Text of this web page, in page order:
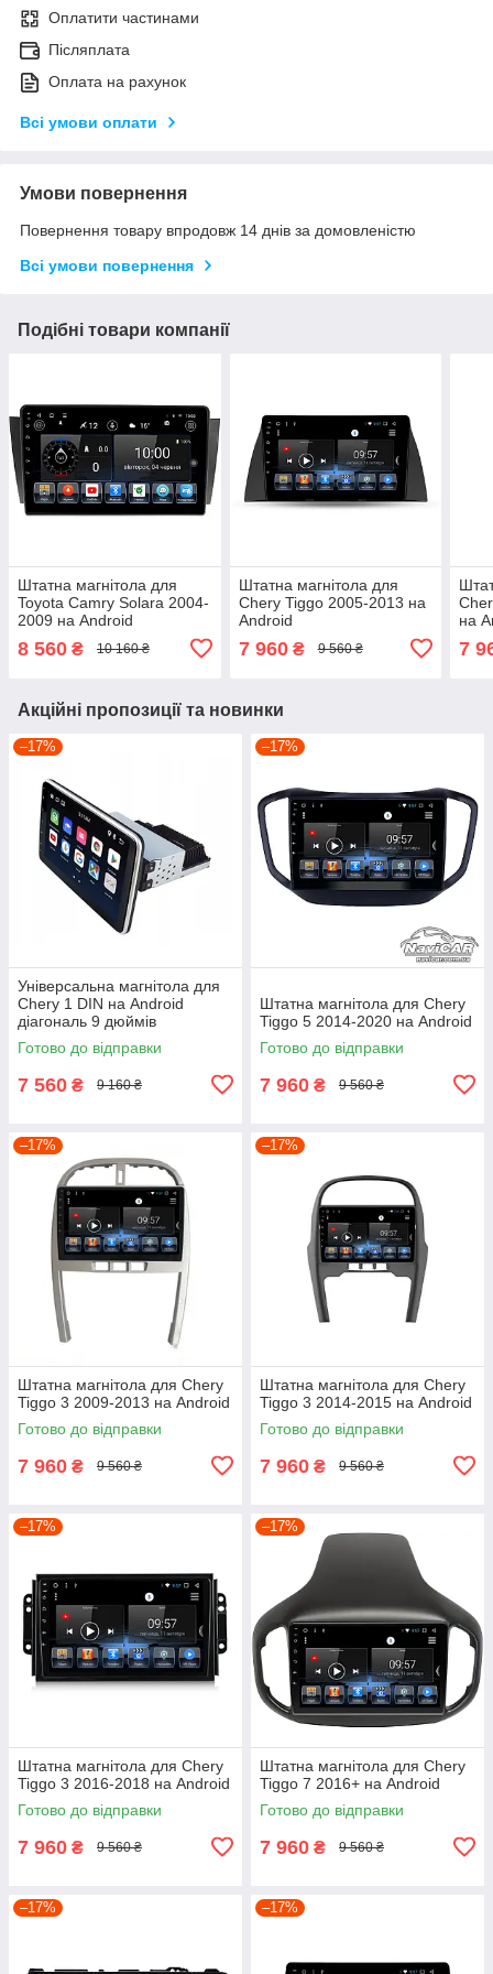
Оплатити частинами
Післяплата
Оплата на рахунок
Всі умови оплати
Умови повернення
Повернення товару впродовж 14 днів за домовленістю
Всі умови повернення
Подібні товари компанії
Штатна магнітола для
Toyota Camry Solara 2004-
2009 на Android
8 560 ₴ 10 160 ₴
Штатна магнітола для
Chery Tiggo 2005-2013 на
Android
7 960₴ 9 560 ₴
на
7
Акційні пропозиції та новинки
–17%
Універсальна магнітола для
Chery 1 DIN на Android
діагональ 9 дюймів
Готово до відправки
7 560 ₴ 9 160 ₴
–17%
Штатна магнітола для Chery
Tiggo 5 2014-2020 на Android
Готово до відправки
7 960 ₴ 9 560 ₴
–17%
Штатна магнітола для Chery
Tiggo 3 2009-2013 на Android
Готово до відправки
7 960 ₴ 9 560 ₴
–17%
Штатна магнітола для Chery
Tiggo 3 2014-2015 на Android
Готово до відправки
7 960 ₴ 9 560 ₴
–17%
Штатна магнітола для Chery
Tiggo 3 2016-2018 на Android
Готово до відправки
7 960 ₴ 9 560 ₴
–17%
Штатна магнітола для Chery
Tiggo 7 2016+ на Android
Готово до відправки
7 960 ₴ 9 560 ₴
–17% –17%